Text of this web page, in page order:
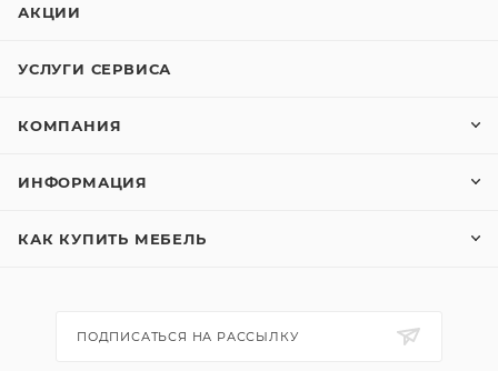
АКЦИИ
УСЛУГИ СЕРВИСА
КОМПАНИЯ
ИНФОРМАЦИЯ
КАК КУПИТЬ МЕБЕЛЬ
ПОДПИСАТЬСЯ НА РАССЫЛКУ